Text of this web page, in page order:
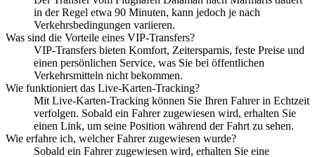
in der Regel etwa 90 Minuten, kann jedoch je nach
Verkehrsbedingungen variieren.
Was sind die Vorteile eines VIP-Transfers?
VIP-Transfers bieten Komfort, Zeitersparnis, feste Preise und
einen persönlichen Service, was Sie bei öffentlichen
Verkehrsmitteln nicht bekommen.
Wie funktioniert das Live-Karten-Tracking?
Mit Live-Karten-Tracking können Sie Ihren Fahrer in Echtzeit
verfolgen. Sobald ein Fahrer zugewiesen wird, erhalten Sie
einen Link, um seine Position während der Fahrt zu sehen.
Wie erfahre ich, welcher Fahrer zugewiesen wurde?
Sobald ein Fahrer zugewiesen wird, erhalten Sie eine